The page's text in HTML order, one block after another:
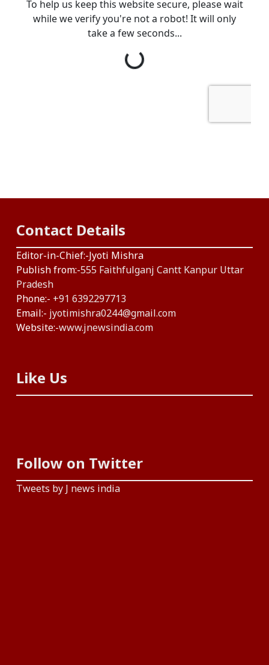
Contact Details
Editor-in-Chief:-Jyoti Mishra
Publish from:-555 Faithfulganj Cantt Kanpur Uttar
Pradesh
Phone:- +91 6392297713
Email:- jyotimishra0244@gmail.com
Website:-www.jnewsindia.com
Like Us
Follow on Twitter
Tweets by J news india